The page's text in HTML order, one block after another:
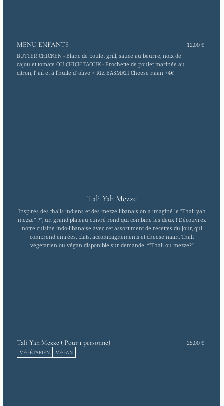
MENU ENFANTS
BUTTER CHICKEN - Blanc de poulet grill, sauce au beurre, noix de
cajou et tomate OU CHICH TAOUK - Brochette de poulet marinée au
citron, l' ail et à l'huile d' olive + RIZ BASMATI Cheese naan +4€
12,00 €
Tali Yah Mezze
Inspirés des thalis indiens et des mezze libanais on a imaginé le "Thali yah
mezze* ?", un grand plateau cuivré rond qui combine les deux ! Découvrez
notre cuisine indo-libanaise avec cet assortiment de recettes du jour, qui
comprend entrées, plats, accompagnements et cheese naan. Thali
végétarien ou végan disponible sur demande. *"Thali ou mezze?"
Tali Yah Mezze ( Pour 1 personne)
VÉGÉTARIEN VÉGAN
25,00 €